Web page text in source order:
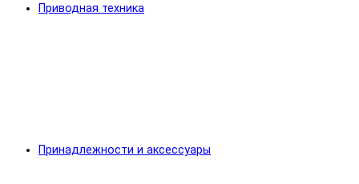
Приводная техника
Принадлежности и аксессуары